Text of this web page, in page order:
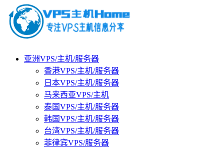
亚洲VPS/主机/服务器
香港VPS/主机/服务器
日本VPS/主机/服务器
马来西亚VPS/主机
泰国VPS/主机/服务器
韩国VPS/主机/服务器
台湾VPS/主机/服务器
菲律宾VPS/服务器